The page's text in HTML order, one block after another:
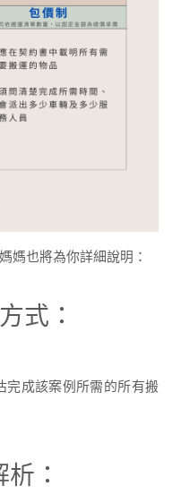
媽也將為你詳細說明：
式：
完成該案例所需的所有搬
：